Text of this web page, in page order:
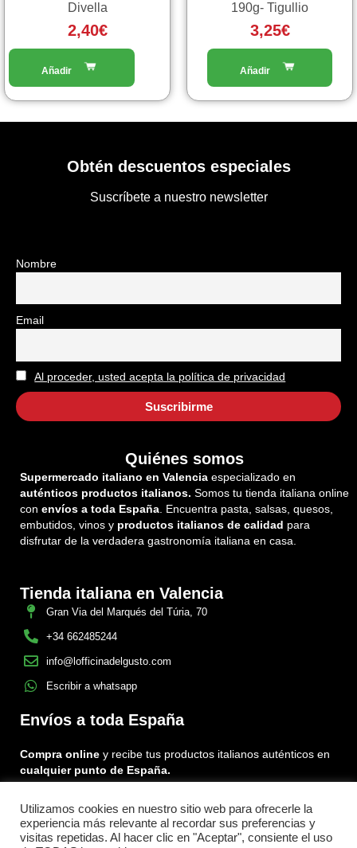
Divella
2,40€
190g- Tigullio
3,25€
Obtén descuentos especiales
Suscríbete a nuestro newsletter
Nombre
Email
Al proceder, usted acepta la política de privacidad
Quiénes somos
Supermercado italiano en Valencia especializado en
auténticos productos italianos. Somos tu tienda italiana online
con envíos a toda España . Encuentra pasta, salsas, quesos,
embutidos, vinos y productos italianos de calidad para
disfrutar de la verdadera gastronomía italiana en casa.
Tienda italiana en Valencia
Gran Via del Marqués del Túria, 70
+34 662485244
info@lofficinadelgusto.com
Escribir a whatsapp
Envíos a toda España
Compra online y recibe tus productos italianos auténticos en
cualquier punto de España.
Encuéntranos en:
FacebookInstagram
Tiktok
Utilizamos cookies en nuestro sitio web para ofrecerle la
experiencia más relevante al recordar sus preferencias y
visitas repetidas. Al hacer clic en "Aceptar", consiente el uso